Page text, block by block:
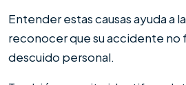
Entender estas causas ayuda a
reconocer que su accidente no
descuido personal.